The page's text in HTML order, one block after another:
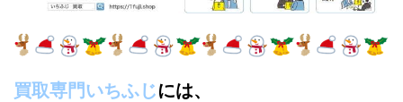
買取専門いちふじには、